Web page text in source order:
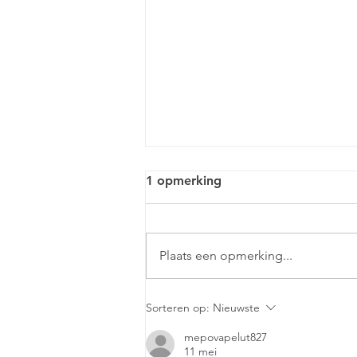
Markant Mensinge -
1 opmerking
Plaats een opmerking...
Sorteren op: Nieuwste
mepovapelut827
11 mei